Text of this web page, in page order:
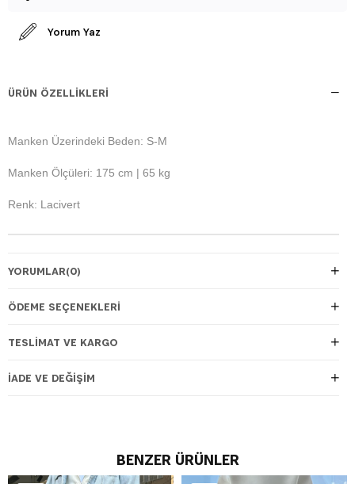
Yorum Yaz
ÜRÜN ÖZELLIKLERI
Manken Üzerindeki Beden: S-M
Manken Ölçüleri: 175 cm | 65 kg
Renk: Lacivert
YORUMLAR(0)
ÖDEME SEÇENEKLERI
TESLIMAT VE KARGO
İADE VE DEĞIŞIM
BENZER ÜRÜNLER